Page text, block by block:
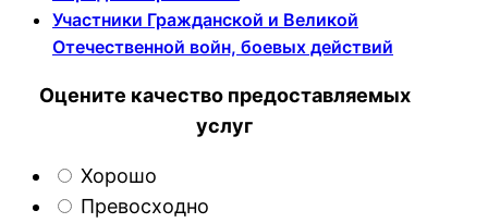
Участники Гражданской и Великой
Отечественной войн, боевых действий
Оцените качество предоставляемых
услуг
Хорошо
Превосходно